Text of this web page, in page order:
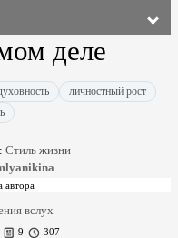
деле
личностный рост
Стиль жизни
вслух
9 307